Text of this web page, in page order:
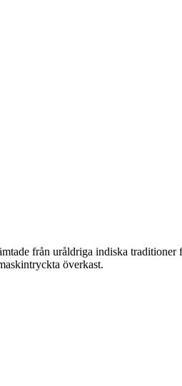
från uråldriga indiska
överkast.